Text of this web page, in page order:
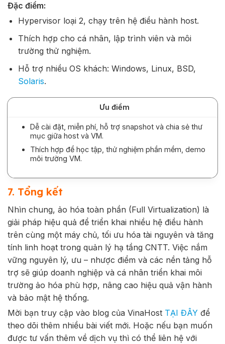
Đặc điểm:
Hypervisor loại 2, chạy trên hệ điều hành host.
Thích hợp cho cá nhân, lập trình viên và môi
trường thử nghiệm.
Hỗ trợ nhiều OS khách: Windows, Linux, BSD,
Solaris.
Ưu điểm
Dễ cài đặt, miễn phí, hỗ trợ snapshot và chia sẻ thư
mục giữa host và VM.
Thích hợp để học tập, thử nghiệm phần mềm, demo
môi trường VM.
7. Tổng kết
Nhìn chung, ảo hóa toàn phần (Full Virtualization) là
giải pháp hiệu quả để triển khai nhiều hệ điều hành
trên cùng một máy chủ, tối ưu hóa tài nguyên và tăng
tính linh hoạt trong quản lý hạ tầng CNTT. Việc nắm
vững nguyên lý, ưu – nhược điểm và các nền tảng hỗ
trợ sẽ giúp doanh nghiệp và cá nhân triển khai môi
trường ảo hóa phù hợp, nâng cao hiệu quả vận hành
và bảo mật hệ thống.
Mời bạn truy cập vào blog của VinaHost TẠI ĐÂY để
theo dõi thêm nhiều bài viết mới. Hoặc nếu bạn muốn
được tư vấn thêm về dịch vụ thì có thể liên hệ với